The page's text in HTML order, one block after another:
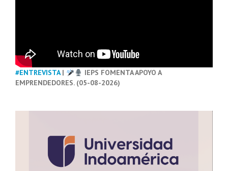
#ENTREVISTA|
IEPS FOMENTA APOYO A
EMPRENDEDORES. (05-08-2026)